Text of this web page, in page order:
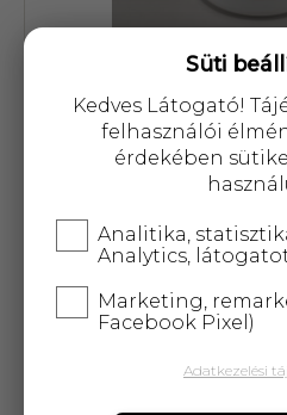
Cikkszám: 23047
6 482 Ft
felett5
Süti
Kedves Látogató!
felhasználói
érdekében
Analitika,
Analytics,
Marketing,
Facebook Pixel)
Adatkezelési